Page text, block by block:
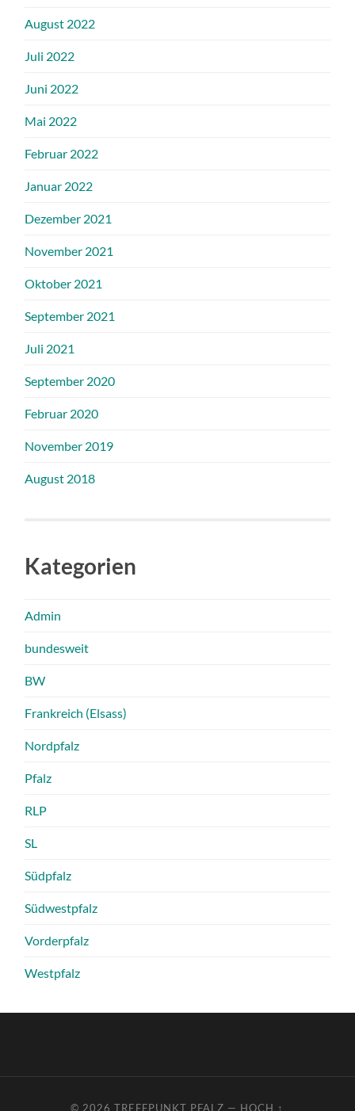
August 2022
Juli 2022
Juni 2022
Mai 2022
Februar 2022
Januar 2022
Dezember 2021
November 2021
Oktober 2021
September 2021
Juli 2021
September 2020
Februar 2020
November 2019
August 2018
Kategorien
Admin
bundesweit
BW
Frankreich (Elsass)
Nordpfalz
Pfalz
RLP
SL
Südpfalz
Südwestpfalz
Vorderpfalz
Westpfalz
© 2026TREFFPUNKT PFALZ — HOCH ↑